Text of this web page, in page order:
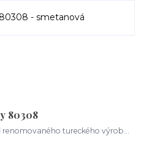
80308
tureckého výrob...